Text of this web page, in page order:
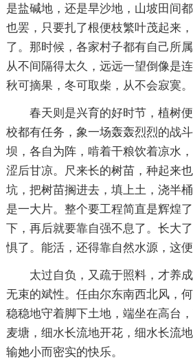
是盐碱地，还是旱沙地，山坡田间
也罢，只要扎了根便枝繁叶茂起来
了。那时候，各家村子都有自己所
从不间隔得太久，远远一望倒像是
秋可摘果，冬可取柴，从不会寂寞。
春天则是兴育的好时节，植树
校都有任务，象一场轰轰烈烈的战
坝，各自为阵，啃着干粮饮着凉水
涩后甘凉。尺来长的树苗，种起来
坑，把树苗搁进去，填上土，浇半
是一大片。整个要工程简直是辉煌
下，再后就要靠自强不息了。长大
惧了。能活，还得靠自然水源，这便
太过自负，又疏于照料，才养
无束的斌性。任由尔东南西北风，
稳稳地守着脚下土地，端坐在高台
麦塘，细水长流地开花，细水长流
输她小而密实的快乐。